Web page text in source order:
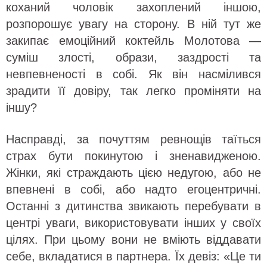
коханий чоловік захоплений іншою,
розпорошує увагу на сторону. В ній тут же
закипає емоційний коктейль Молотова —
суміш злості, образи, заздрості та
невпевненості в собі. Як він насмілився
зрадити її довіру, так легко проміняти на
іншу?
Насправді, за почуттям ревнощів таїться
страх бути покинутою і зненавидженою.
Жінки, які страждають цією недугою, або не
впевнені в собі, або надто егоцентричні.
Останні з дитинства звикають перебувати в
центрі уваги, використовувати інших у своїх
цілях. При цьому вони не вміють віддавати
себе, вкладатися в партнера. Їх девіз: «Це ти